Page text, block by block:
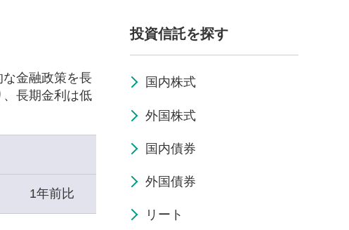
金融政策を長
長期金利は低
1年前比
投資信託を探す
国内株式
外国株式
国内債券
外国債券
リート